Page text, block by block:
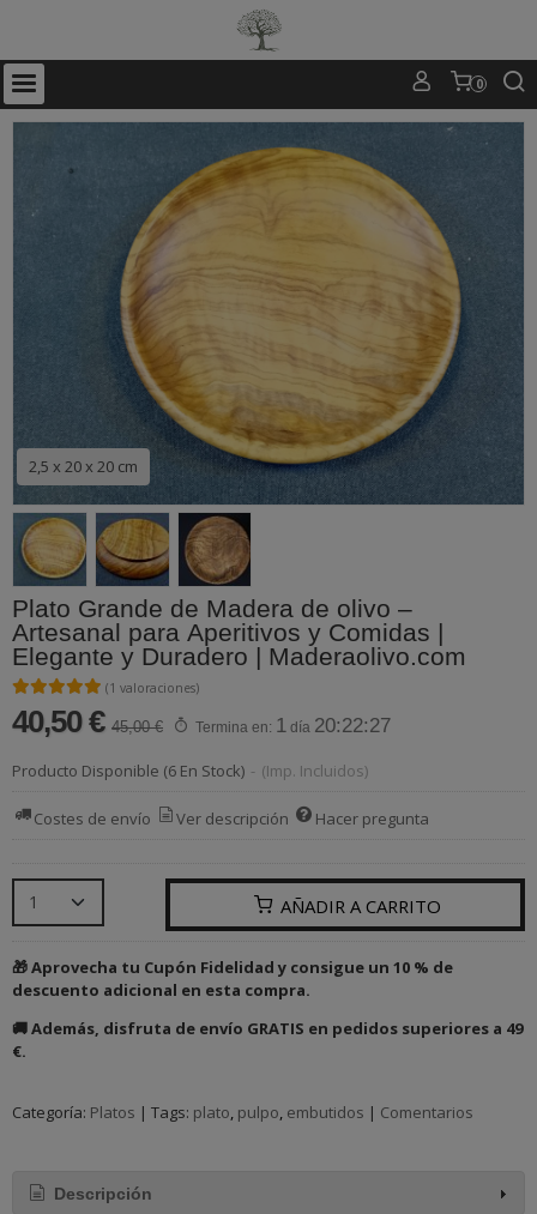
0
2,5 x 20 x 20 cm
Plato Grande de Madera de olivo –
Artesanal para Aperitivos y Comidas |
Elegante y Duradero | Maderaolivo.com
★★★★★
★★★★★ (1 valoraciones)
40,50 € 45,00 € Termina en: 1 día 20:22:27
Producto Disponible (6 En Stock) - (Imp. Incluidos)
Costes de envío Ver descripción Hacer pregunta
AÑADIR A CARRITO
🎁 Aprovecha tu Cupón Fidelidad y consigue un 10 % de
descuento adicional en esta compra.
🚚 Además, disfruta de envío GRATIS en pedidos superiores a 49
€.
Categoría: Platos | Tags: plato pulpo embutidos | Comentarios
Descripción